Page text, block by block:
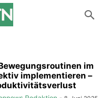
im
implementieren –